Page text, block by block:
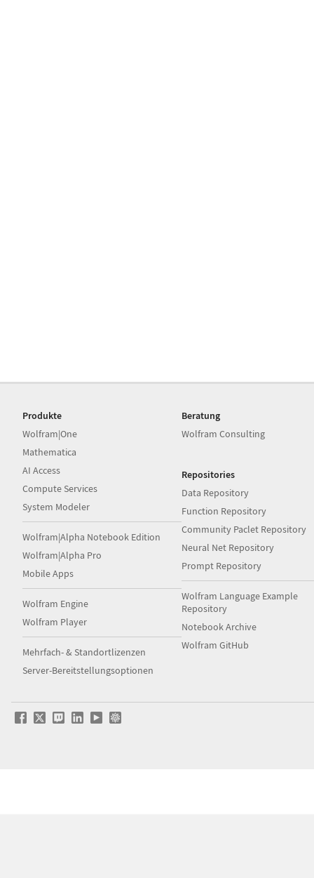
Produkte
Wolfram|One
Mathematica
AI Access
Compute Services
System Modeler
Wolfram|Alpha Notebook Edition
Wolfram|Alpha Pro
Mobile Apps
Wolfram Engine
Wolfram Player
Mehrfach- & Standortlizenzen
Server-Bereitstellungsoptionen
Beratung
Wolfram Consulting
Repositories
Data Repository
Function Repository
Community Paclet Repository
Neural Net Repository
Prompt Repository
Wolfram Language Example
Repository
Notebook Archive
Wolfram GitHub